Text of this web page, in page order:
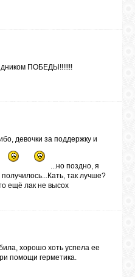
ПОБЕДЫ!!!!!!!
девочки за поддержку и
...но поздно, я
так лучше?
ещё лак не высох
хорошо хоть успела ее
помощи герметика.